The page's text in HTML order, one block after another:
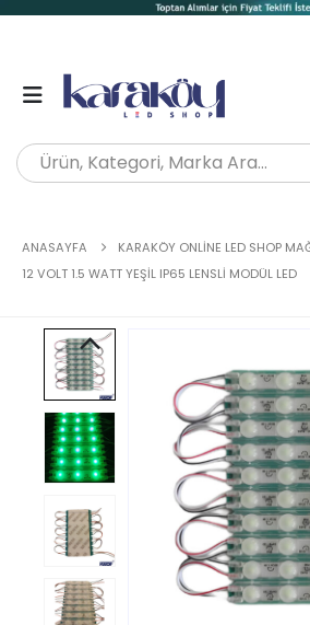
ANASAYFA
KARAKÖY ONLINE LED SHOP
12 VOLT 1.5 WATT YEŞIL IP65 LENSLI MODÜL LED